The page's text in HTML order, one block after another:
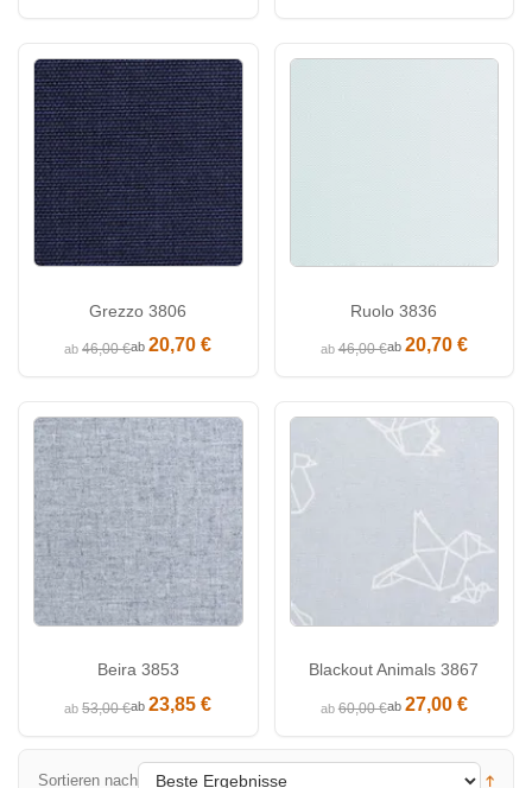
Grezzo 3806
ab46,00 €ab20,70 €
Ruolo 3836
ab46,00 €ab 20,70 €
Beira 3853
ab53,00 €ab23,85 €
Blackout Animals 3867
ab60,00 €ab 27,00 €
Sortieren nach